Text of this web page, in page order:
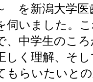
を新潟大学医
伺いました。
、中学生のこ
しく理解、そ
もらいたいと